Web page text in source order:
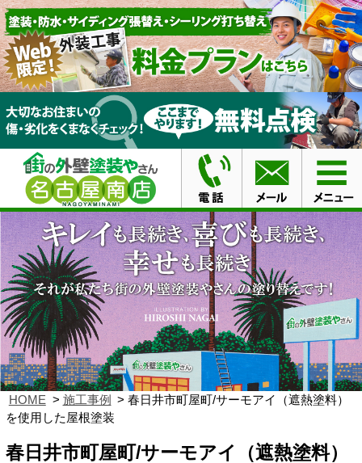
HOME 施工事例
春日井市町屋町/サーモアイ（遮熱塗料）
を使用した屋根塗装
春日井市町屋町/サーモアイ（遮熱塗料）